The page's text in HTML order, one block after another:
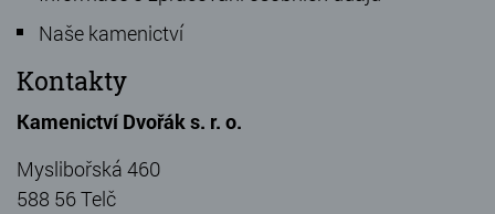
Naše kamenictví
Kontakty
Kamenictví Dvořák s. r. o.
Myslibořská 460
588 56 Telč